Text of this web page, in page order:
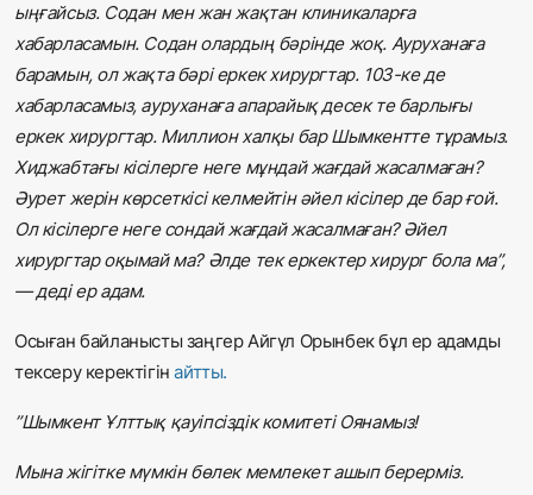
ыңғайсыз. Содан мен жан жақтан клиникаларға
хабарласамын. Содан олардың бәрінде жоқ. Ауруханаға
барамын, ол жақта бәрі еркек хирургтар. 103-ке де
хабарласамыз, ауруханаға апарайық десек те барлығы
еркек хирургтар. Миллион халқы бар Шымкентте тұрамыз.
Хиджабтағы кісілерге неге мұндай жағдай жасалмаған?
Әурет жерін көрсеткісі келмейтін әйел кісілер де бар ғой.
Ол кісілерге неге сондай жағдай жасалмаған? Әйел
хирургтар оқымай ма? Әлде тек еркектер хирург бола ма”,
— деді ер адам.
Осыған байланысты заңгер Айгүл Орынбек бұл ер адамды
тексеру керектігін айтты.
”Шымкент Ұлттық қауіпсіздік комитеті Оянамыз!
Мына жігітке мүмкін бөлек мемлекет ашып берерміз.